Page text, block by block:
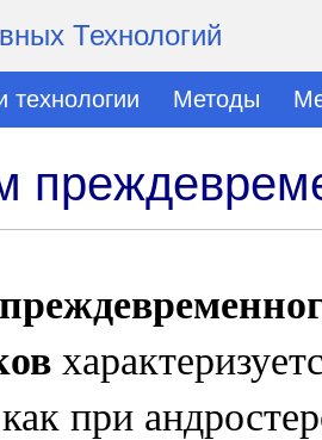
Технологий
технологии Методы
при